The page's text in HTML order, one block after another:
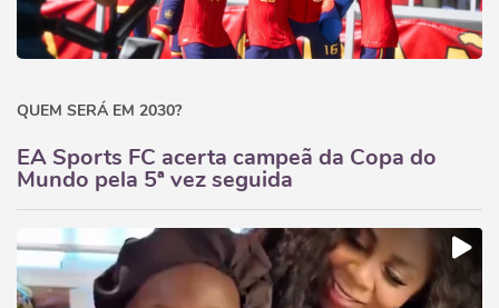
QUEM SERÁ EM 2030?
EA Sports FC acerta campeã da Copa do
Mundo pela 5ª vez seguida